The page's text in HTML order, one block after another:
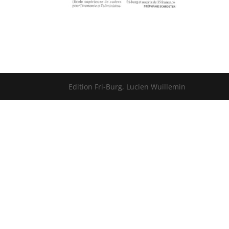
Edition Fri-Burg, Lucien Wuillemin